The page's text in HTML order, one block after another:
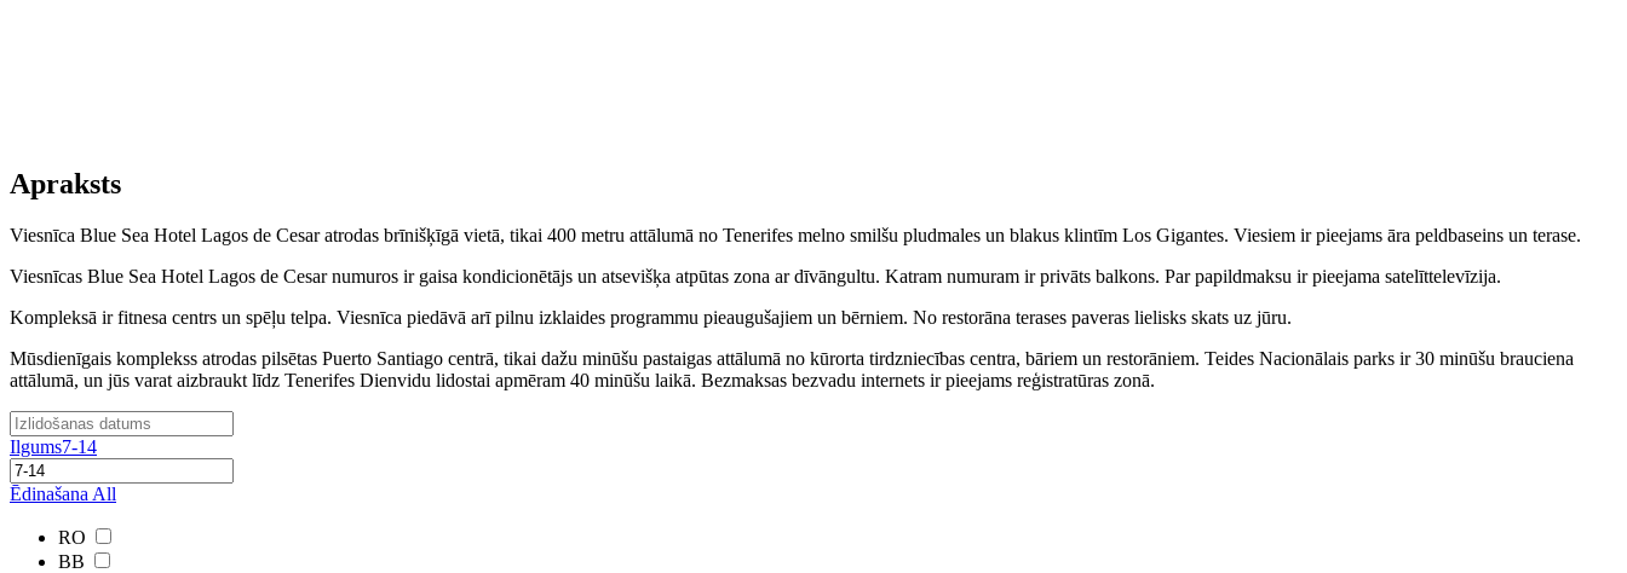
Apraksts
Viesnīca Blue Sea Hotel Lagos de Cesar atrodas brīnišķīgā vietā, tikai 400 metru attālumā no Tenerifes melno smilšu pludmales un blakus klintīm Los Gigantes. Viesiem ir pieejams āra peldbaseins un terase.
Viesnīcas Blue Sea Hotel Lagos de Cesar numuros ir gaisa kondicionētājs un atsevišķa atpūtas zona ar dīvāngultu. Katram numuram ir privāts balkons. Par papildmaksu ir pieejama satelīttelevīzija.
Kompleksā ir fitnesa centrs un spēļu telpa. Viesnīca piedāvā arī pilnu izklaides programmu pieaugušajiem un bērniem. No restorāna terases paveras lielisks skats uz jūru.
Mūsdienīgais komplekss atrodas pilsētas Puerto Santiago centrā, tikai dažu minūšu pastaigas attālumā no kūrorta tirdzniecības centra, bāriem un restorāniem. Teides Nacionālais parks ir 30 minūšu brauciena
attālumā, un jūs varat aizbraukt līdz Tenerifes Dienvidu lidostai apmēram 40 minūšu laikā. Bezmaksas bezvadu internets ir pieejams reģistratūras zonā.
Ilgums7-14
Ēdinašana All
RO
BB